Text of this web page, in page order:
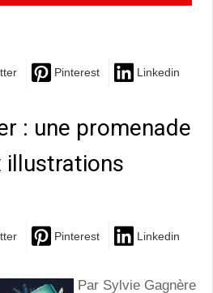
Pinterest Linkedin
: une promenade
illustrations
Pinterest Linkedin
Par Sylvie Gagnère